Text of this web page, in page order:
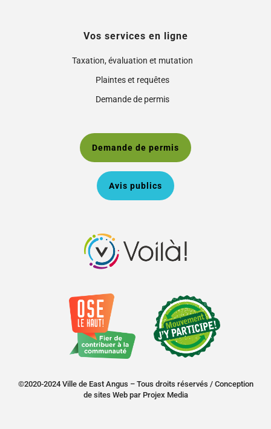
Vos services en ligne
Taxation, évaluation et mutation
Plaintes et requêtes
Demande de permis
Demande de permis
Avis publics
©2020-2024 Ville de East Angus – Tous droits réservés / Conception
de sites Webpar Projex Media